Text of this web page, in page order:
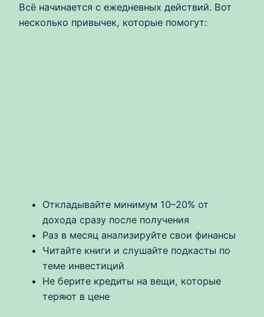
Всё начинается с ежедневных действий. Вот
несколько привычек, которые помогут:
Откладывайте минимум 10–20% от
дохода сразу после получения
Раз в месяц анализируйте свои финансы
Читайте книги и слушайте подкасты по
теме инвестиций
Не берите кредиты на вещи, которые
теряют в цене